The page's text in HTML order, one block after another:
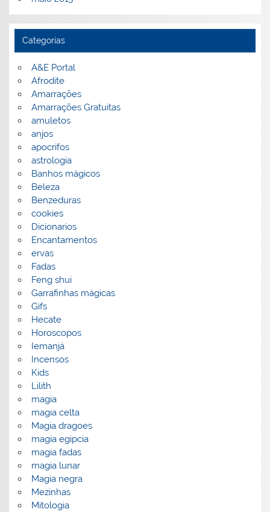
Categorias
A&E Portal
Afrodite
Amarrações
Amarrações Gratuitas
amuletos
anjos
apocrifos
astrologia
Banhos mágicos
Beleza
Benzeduras
cookies
Dicionarios
Encantamentos
ervas
Fadas
Feng shui
Garrafinhas mágicas
Gifs
Hecate
Horoscopos
Iemanjá
Incensos
Kids
Lilith
magia
magia celta
Magia dragoes
magia egipcia
magia fadas
magia lunar
Magia negra
Mezinhas
Mitologia